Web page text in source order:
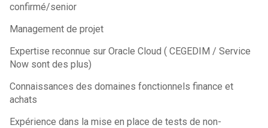
confirmé/senior
Management de projet
Expertise reconnue sur Oracle Cloud ( CEGEDIM / Service
Now sont des plus)
Connaissances des domaines fonctionnels finance et
achats
Expérience dans la mise en place de tests de non-